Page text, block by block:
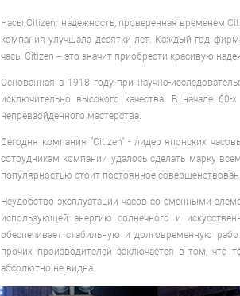
Часы Citizen: надежность, проверенная
компания улучшала десятки лет. Каждый год
часы Citizen – это значит приобрести красивую
Основанная в 1918 году при научно-
исключительно высокого качества. В начале
непревзойденного мастерства.
Сегодня компания "Citizen" - лидер японских
сотрудникам компании удалось сделать марку
популярностью стоит постоянное
Неудобство эксплуатации часов со сменными
использующей энергию солнечного и
обеспечивает стабильную и долговременную
прочих производителей заключается в том, что
абсолютно не видна.